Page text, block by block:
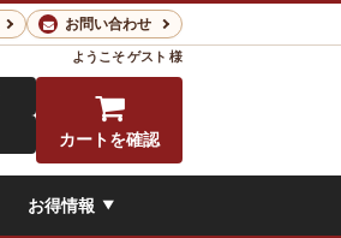
お問い合わせ
ようこそゲスト 様
カートを確認
お得情報 ▼